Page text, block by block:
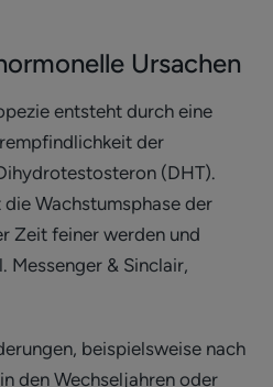
Ursachen
entsteht durch eine
der
(DHT).
Wachstumsphase der
Zeit feiner werden und
Messenger & Sinclair,
beispielsweise nach
den Wechseljahren oder